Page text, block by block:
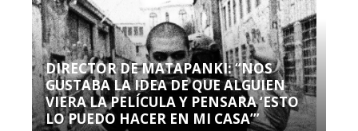
DIRECTOR DE MATAPANKI: “NOS
GUSTABA LA IDEA DE QUE ALGUIEN
VIERA LA PELÍCULA Y PENSARA ‘ESTO
LO PUEDO HACER EN MI CASA’”